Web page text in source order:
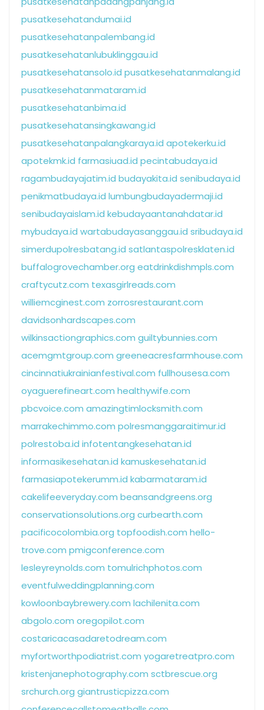
pusatkesehatandumai.id
pusatkesehatanpalembang.id
pusatkesehatanlubuklinggau.id
pusatkesehatansolo.id pusatkesehatanmalang.id
pusatkesehatanmataram.id
pusatkesehatanbima.id
pusatkesehatansingkawang.id
pusatkesehatanpalangkaraya.id apotekerku.id
apotekmk.id farmasiuad.id pecintabudaya.id
ragambudayajatim.id budayakita.id senibudaya.id
penikmatbudaya.id lumbungbudayadermaji.id
senibudayaislam.id kebudayaantanahdatar.id
mybudaya.id wartabudayasanggau.id sribudaya.id
simerdupolresbatang.id satlantaspolresklaten.id
buffalogrovechamber.org eatdrinkdishmpls.com
craftycutz.com texasgirlreads.com
williemcginest.com zorrosrestaurant.com
davidsonhardscapes.com
wilkinsactiongraphics.com guiltybunnies.com
acemgmtgroup.com greeneacresfarmhouse.com
cincinnatiukrainianfestival.com fullhousesa.com
oyaguerefineart.com healthywife.com
pbcvoice.com amazingtimlocksmith.com
marrakechimmo.com polresmanggaraitimur.id
polrestoba.id infotentangkesehatan.id
informasikesehatan.id kamuskesehatan.id
farmasiapotekerumm.id kabarmataram.id
cakelifeeveryday.com beansandgreens.org
conservationsolutions.org curbearth.com
pacificocolombia.org topfoodish.com hello-
trove.com pmigconference.com
lesleyreynolds.com tomulrichphotos.com
eventfulweddingplanning.com
kowloonbaybrewery.com lachilenita.com
abgolo.com oregopilot.com
costaricacasadaretodream.com
myfortworthpodiatrist.com yogaretreatpro.com
kristenjanephotography.com sctbrescue.org
srchurch.org giantrusticpizza.com